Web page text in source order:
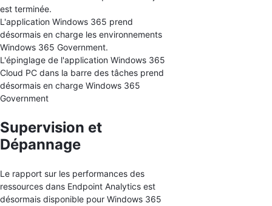
est terminée.
L'application Windows 365 prend
désormais en charge les environnements
Windows 365 Government.
L'épinglage de l'application Windows 365
Cloud PC dans la barre des tâches prend
désormais en charge Windows 365
Government
Supervision et
Dépannage
Le rapport sur les performances des
ressources dans Endpoint Analytics est
désormais disponible pour Windows 365